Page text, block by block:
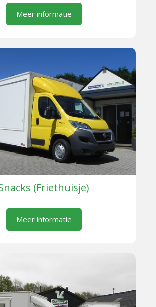
Meer informatie
(Friethuisje)
Meer informatie